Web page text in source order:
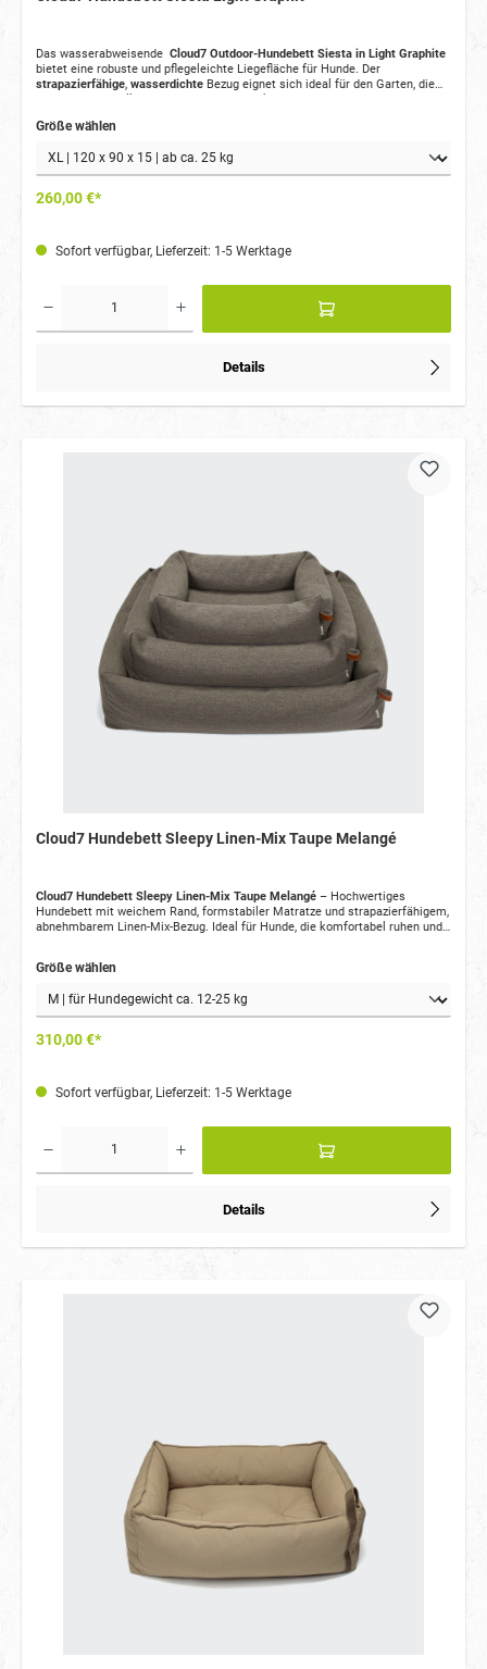
Das wasserabweisende Cloud7 Outdoor-Hundebett Siesta in Light Graphite
bietet eine robuste und pflegeleichte Liegefläche für Hunde. Der
strapazierfähige, wasserdichte Bezug eignet sich ideal für den Garten, die
abnehmbare und waschbare Bezug die Reinigung besonders einfach macht.
Größe wählen
260,00 €*
Sofort verfügbar, Lieferzeit: 1-5 Werktage
Details
Cloud7 Hundebett Sleepy Linen-Mix Taupe Melangé
Cloud7 Hundebett Sleepy Linen-Mix Taupe Melangé – Hochwertiges
Hundebett mit weichem Rand, formstabiler Matratze und strapazierfähigem,
abnehmbarem Linen-Mix-Bezug. Ideal für Hunde, die komfortabel ruhen und
Größe wählen
310,00 €*
Sofort verfügbar, Lieferzeit: 1-5 Werktage
Details